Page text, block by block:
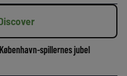
spillernes jubel